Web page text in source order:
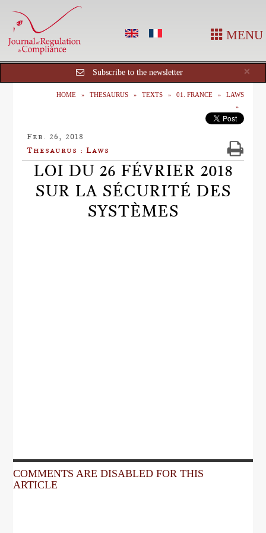
MENU
×
Subscribe to the newsletter
HOME THESAURUS TEXTS 01. FRANCE LAWS
Feb. 26, 2018
Thesaurus : Laws
LOI DU 26 FÉVRIER 2018
SUR LA SÉCURITÉ DES
SYSTÈMES
COMMENTS ARE DISABLED FOR THIS
ARTICLE